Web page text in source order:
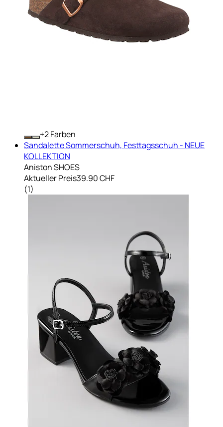
+ Farben
Sandalette Sommerschuh, Festtagsschuh - NEUE
KOLLEKTION
Aniston SHOES
Aktueller Preis39.90 CHF
(1)